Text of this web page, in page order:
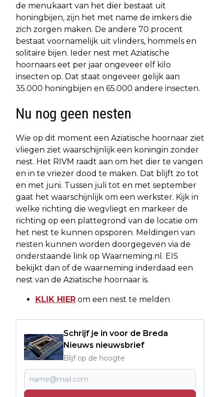
de menukaart van het dier bestaat uit
honingbijen, zijn het met name de imkers die
zich zorgen maken. De andere 70 procent
bestaat voornamelijk uit vlinders, hommels en
solitaire bijen. Ieder nest met Aziatische
hoornaars eet per jaar ongeveer elf kilo
insecten op. Dat staat ongeveer gelijk aan
35.000 honingbijen en 65.000 andere insecten.
Nu nog geen nesten
Wie op dit moment een Aziatische hoornaar ziet
vliegen ziet waarschijnlijk een koningin zonder
nest. Het RIVM raadt aan om het dier te vangen
en in te vriezer dood te maken. Dat blijft zo tot
en met juni. Tussen juli tot en met september
gaat het waarschijnlijk om een werkster. Kijk in
welke richting die wegvliegt en markeer de
richting op een plattegrond van de locatie om
het nest te kunnen opsporen. Meldingen van
nesten kunnen worden doorgegeven via de
onderstaande link op Waarneming.nl. EIS
bekijkt dan of de waarneming inderdaad een
nest van de Aziatische hoornaar is.
KLIK HIER om een nest te melden
Schrijf je in voor de Breda
Nieuws nieuwsbrief
Blijf op de hoogte